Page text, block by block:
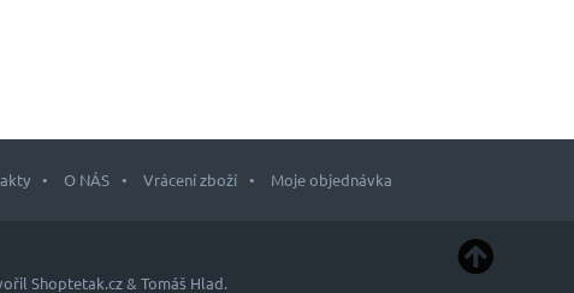
O NÁS Vrácení zboží Moje objednávka
Shoptetak.cz& Tomáš Hlad.